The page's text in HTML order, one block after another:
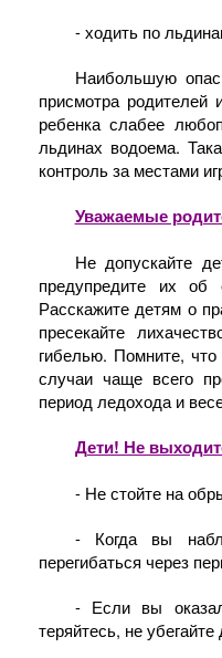
- ходить по
Наибольшую
присмотра родителей
ребенка слабее
льдинах водоема.
контроль за местами
Уважаемые
Не допускайте
предупредите их об
Расскажите детям о
пресекайте
гибелью. Помните,
случаи чаще всего
период ледохода и
Дети! Не
- Не стойте на
- Когда вы
перегибаться через
- Если вы
теряйтесь, не